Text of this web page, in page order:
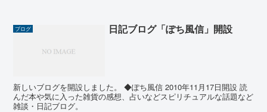
ブログ 日記ブログ「ぽち風信」開設
新しいブログを開設しました。 ◆ぽち風信 2010年11月17日開設 読
んだ本や気に入った雑貨の感想、占いなどスピリチュアルな話題など
雑談・日記ブログ。